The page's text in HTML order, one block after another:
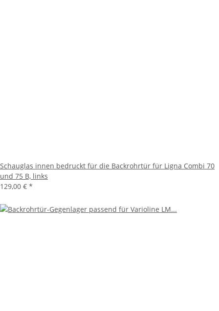
Schauglas innen bedruckt für die Backrohrtür für Ligna Combi 70
und 75 B, links
129,00 € *